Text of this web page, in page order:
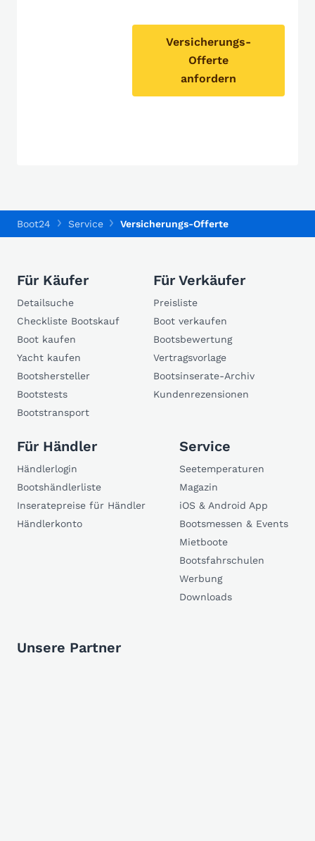
Versicherungs-
Offerte
anfordern
Boot24 Service Versicherungs-Offerte
Für Käufer
Detailsuche
Checkliste Bootskauf
Boot kaufen
Yacht kaufen
Bootshersteller
Bootstests
Bootstransport
Für Verkäufer
Preisliste
Boot verkaufen
Bootsbewertung
Vertragsvorlage
Bootsinserate-Archiv
Kundenrezensionen
Für Händler
Händlerlogin
Bootshändlerliste
Inseratepreise für Händler
Händlerkonto
Service
Seetemperaturen
Magazin
iOS & Android App
Bootsmessen & Events
Mietboote
Bootsfahrschulen
Werbung
Downloads
Unsere Partner